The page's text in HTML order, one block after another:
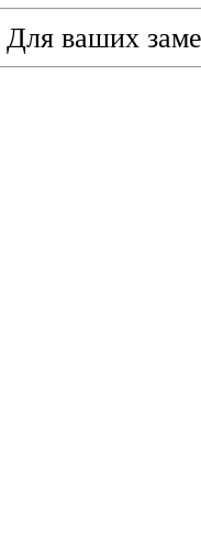
Для ваших